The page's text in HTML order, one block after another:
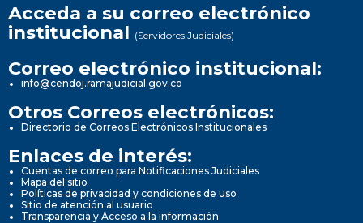
Acceda a su correo electrónico
institucional (Servidores Judiciales)
Correo electrónico institucional:
info@cendoj.ramajudicial.gov.co
Otros Correos electrónicos:
Directorio de Correos Electrónicos Institucionales
Enlaces de interés:
Cuentas de correo para Notificaciones Judiciales
Mapa del sitio
Políticas de privacidad y condiciones de uso
Sitio de atención al usuario
Transparencia y Acceso a la información